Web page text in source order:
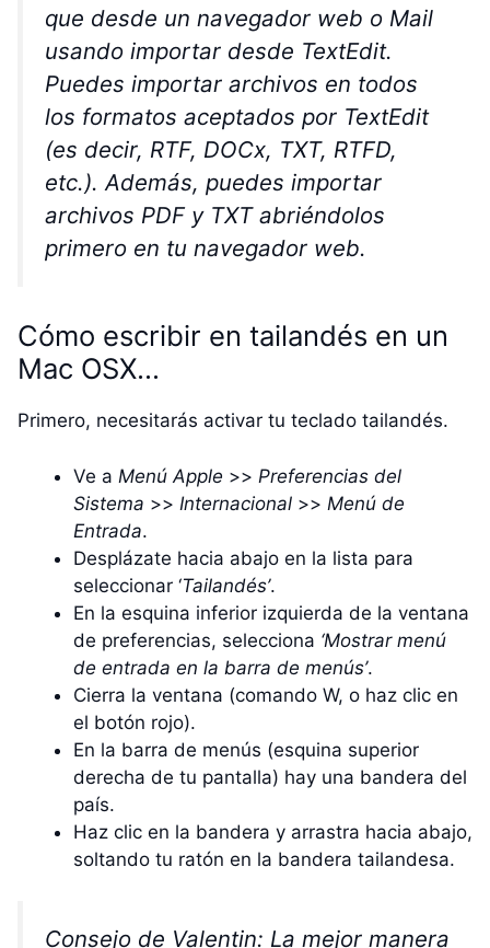
que desde un navegador web o Mail
usando importar desde TextEdit.
Puedes importar archivos en todos
los formatos aceptados por TextEdit
(es decir, RTF, DOCx, TXT, RTFD,
etc.). Además, puedes importar
archivos PDF y TXT abriéndolos
primero en tu navegador web.
Cómo escribir en tailandés en un
Mac OSX…
Primero, necesitarás activar tu teclado tailandés.
Ve a Menú Apple >> Preferencias del
Sistema >> Internacional >> Menú de
Entrada.
Desplázate hacia abajo en la lista para
seleccionar ‘Tailandés’.
En la esquina inferior izquierda de la ventana
de preferencias, selecciona ‘Mostrar menú
de entrada en la barra de menús’.
Cierra la ventana (comando W, o haz clic en
el botón rojo).
En la barra de menús (esquina superior
derecha de tu pantalla) hay una bandera del
país.
Haz clic en la bandera y arrastra hacia abajo,
soltando tu ratón en la bandera tailandesa.
Consejo de Valentin: La mejor manera